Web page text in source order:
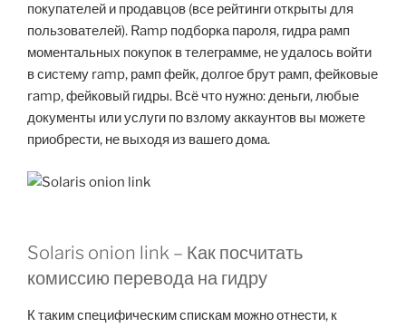
покупателей и продавцов (все рейтинги открыты для
пользователей). Ramp подборка пароля, гидра рамп
моментальных покупок в телеграмме, не удалось войти
в систему ramp, рамп фейк, долгое брут рамп, фейковые
ramp, фейковый гидры. Всё что нужно: деньги, любые
документы или услуги по взлому аккаунтов вы можете
приобрести, не выходя из вашего дома.
Solaris onion link – Как посчитать
комиссию перевода на гидру
К таким специфическим спискам можно отнести, к